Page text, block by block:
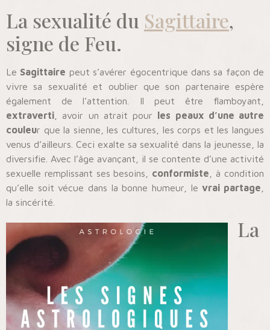
La sexualité du Sagittaire,
signe de Feu.
Le Sagittaire peut s’avérer égocentrique dans sa façon de
vivre sa sexualité et oublier que son partenaire espère
également de l’attention. Il peut être flamboyant,
extraverti , avoir un atrait pour les peaux d’une autre
couleur que la sienne, les cultures, les corps et les langues
venus d’ailleurs. Ceci exalte sa sexualité dans la jeunesse, la
diversifie. Avec l’âge avançant, il se contente d’une activité
sexuelle remplissant ses besoins, conformiste , à condition
qu’elle soit vécue dans la bonne humeur, levrai partage
la sincérité.
La